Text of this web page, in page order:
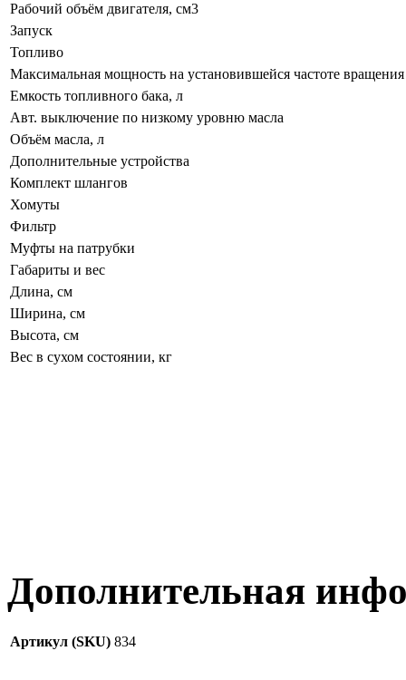
Рабочий объём двигателя, см3
Запуск
Топливо
Максимальная мощность на установившейся частоте
Емкость топливного бака, л
Авт. выключение по низкому уровню масла
Объём масла, л
Дополнительные устройства
Комплект шлангов
Хомуты
Фильтр
Муфты на патрубки
Габариты и вес
Длина, см
Ширина, см
Высота, см
Вес в сухом состоянии, кг
Дополнительная
Артикул (SKU) 834